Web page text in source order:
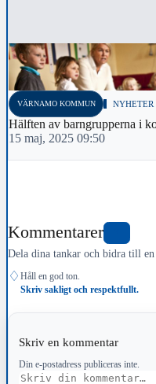
VÄRNAMO KOMMUN NYHETER
Hälften av barngrupperna i
15 maj, 2025 09:50
Kommentarer
Dela dina tankar och bidra till
♢ Håll en god ton.
Skriv sakligt och respektfullt.
Skriv en kommentar
Din e-postadress publiceras inte.
Kommentar